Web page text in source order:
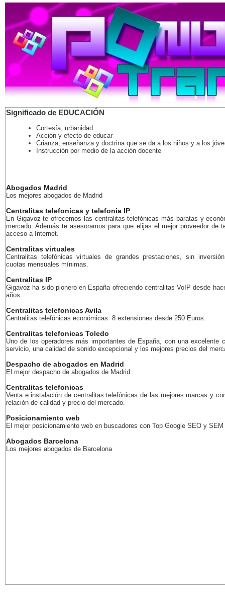
Significado de EDUCACIÓN
Cortesía, urbanidad
Acción y efecto de educar
Crianza, enseñanza y doctrina que se da a los niños y a los
Instrucción por medio de la acción docente
Abogados Madrid
Los mejores abogados de Madrid
Centralitas telefonicas y telefonia IP
En Gigavoz te ofrecemos las centralitas telefónicas más baratas y
mercado. Además te asesoramos para que elijas el mejor proveedor de
acceso a Internet.
Centralitas virtuales
Centralitas telefónicas virtuales de grandes prestaciones, sin
cuotas mensuales mínimas.
Centralitas IP
Gigavoz ha sido pionero en España ofreciendo centralitas VoIP desde
años.
Centralitas telefonicas Avila
Centralitas telefónicas económicas. 8 extensiones desde 250 Euros.
Centralitas telefonicas Toledo
Uno de los operadores más importantes de España, con una excelente
servicio, una calidad de sonido excepcional y los mejores precios del
Despacho de abogados en Madrid
El mejor despacho de abogados de Madrid
Centralitas telefonicas
Venta e instalación de centralitas telefónicas de las mejores marcas y
relación de calidad y precio del mercado.
Posicionamiento web
El mejor posicionamiento web en buscadores con Top Google SEO y SEM
Abogados Barcelona
Los mejores abogados de Barcelona